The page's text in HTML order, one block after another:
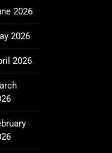
2026
2026
2026